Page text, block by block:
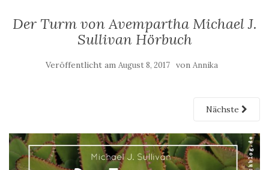
Der Turm von Avempartha Michael J.
Sullivan Hörbuch
Veröffentlicht am August 8, 2017 von Annika
Nächste